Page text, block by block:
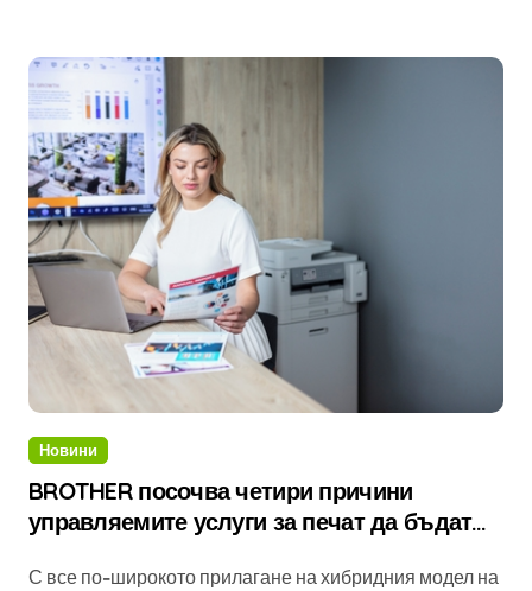
Новини
BROTHER посочва четири причини
управляемите услуги за печат да бъдат
С все по-широкото прилагане на хибридния модел на